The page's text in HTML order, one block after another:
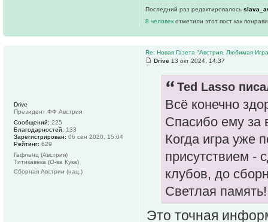
Последний раз редактировалось
8 человек отметили этот пост как
Re: Новая Газета "Австрия. Любимая
Drive 13 окт 2024, 14:37
Ted Lasso
Всё конечно
Спасибо ему за
Когда игра уже
присутствием -
клубов, до
Светлая
Это точная
Drive
Президент ФФ Австрии
Сообщений: 225
Благодарностей: 133
Зарегистрирован: 06 сен 2020, 15:04
Рейтинг: 629
Гафленц (Австрия)
Титикавека (О-ва Кука)
Сборная Австрии (нац.)